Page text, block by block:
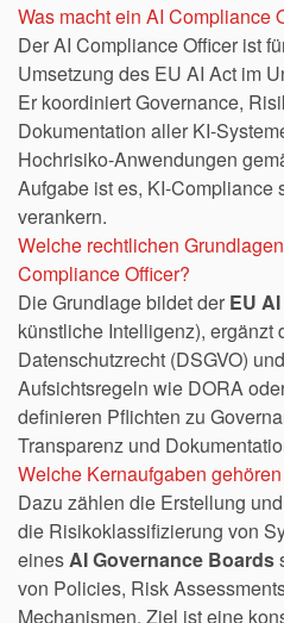
Was macht ein AI Compliance
Der AI Compliance Officer ist
Umsetzung des EU AI Act im
Er koordiniert Governance,
Dokumentation aller KI-
Hochrisiko-Anwendungen
Aufgabe ist es, KI-Compliance
verankern.
Welche rechtlichen
Compliance Officer?
Die Grundlage bildet der EU
künstliche Intelligenz), ergänzt
Datenschutzrecht (DSGVO)
Aufsichtsregeln wie DORA
definieren Pflichten zu
Transparenz und
Welche Kernaufgaben
Dazu zählen die Erstellung
die Risikoklassifizierung von
einesAI Governance Boards
von Policies, Risk
Mechanismen. Ziel ist eine